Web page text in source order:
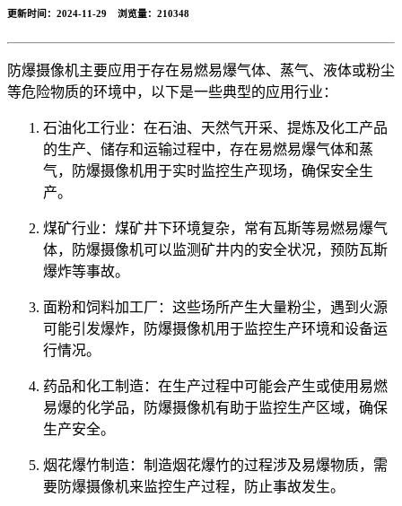
更新时间：2024-11-29 浏览量： 210348
防爆摄像机主要应用于存在易燃易爆气体、蒸气、液体或粉尘
等危险物质的环境中，以下是一些典型的应用行业：
石油化工行业：在石油、天然气开采、提炼及化工产品
的生产、储存和运输过程中，存在易燃易爆气体和蒸
气，防爆摄像机用于实时监控生产现场，确保安全生
产。
煤矿行业：煤矿井下环境复杂，常有瓦斯等易燃易爆气
体，防爆摄像机可以监测矿井内的安全状况，预防瓦斯
爆炸等事故。
面粉和饲料加工厂：这些场所产生大量粉尘，遇到火源
可能引发爆炸，防爆摄像机用于监控生产环境和设备运
行情况。
药品和化工制造：在生产过程中可能会产生或使用易燃
易爆的化学品，防爆摄像机有助于监控生产区域，确保
生产安全。
烟花爆竹制造：制造烟花爆竹的过程涉及易爆物质，需
要防爆摄像机来监控生产过程，防止事故发生。